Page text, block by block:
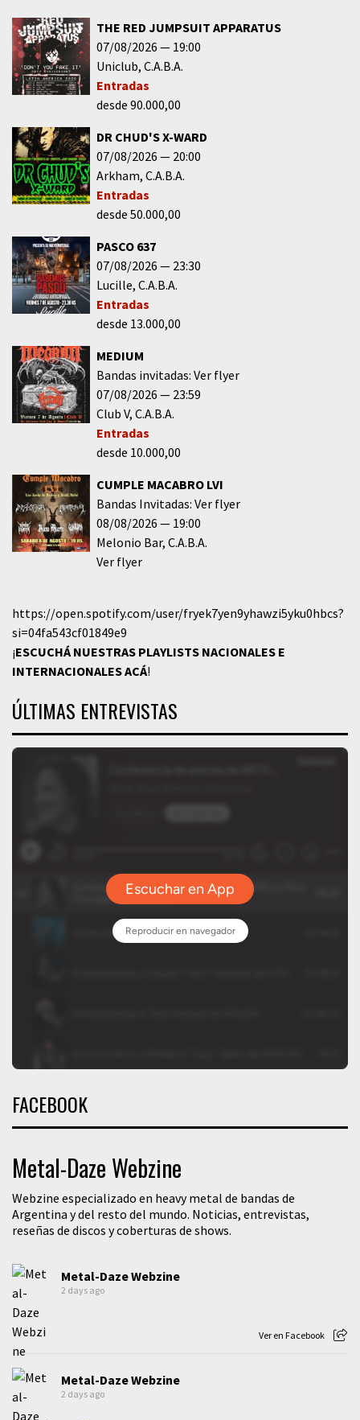
THE RED JUMPSUIT APPARATUS
07/08/2026
19:00
Uniclub C.A.B.A.
Entradas
desde 90.000,00
DR CHUD'S X-WARD
07/08/2026
20:00
Arkham C.A.B.A.
Entradas
desde 50.000,00
PASCO 637
07/08/2026
23:30
Lucille C.A.B.A.
Entradas
desde 13.000,00
MEDIUM
Bandas invitadas: Ver flyer
07/08/2026
23:59
Club V C.A.B.A.
Entradas
desde 10.000,00
CUMPLE MACABRO LVI
Bandas Invitadas: Ver flyer
08/08/2026
19:00
Melonio Bar C.A.B.A.
Ver flyer
https://open.spotify.com/user/fryek7yen9yhawzi5yku0hbcs?
si=04fa543cf01849e9
¡ESCUCHÁ NUESTRAS PLAYLISTS NACIONALES E
INTERNACIONALESACÁ!
ÚLTIMAS ENTREVISTAS
FACEBOOK
Metal-Daze Webzine
Webzine especializado en heavy metal de bandas de
Argentina y del resto del mundo. Noticias, entrevistas,
reseñas de discos y coberturas de shows.
Metal-Daze Webzine
2 days ago
Ver en Facebook
Metal-Daze Webzine
2 days ago